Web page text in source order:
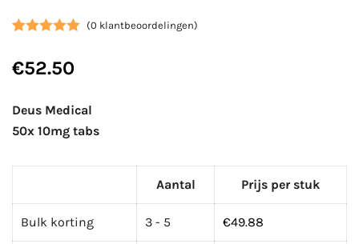
5.00op 5
op
klant
waardering
(0 klantbeoordelingen)
€52.50
Deus Medical
50x 10mg tabs
Aantal Prijs per stuk
Bulk korting 3 - 5 €49.88